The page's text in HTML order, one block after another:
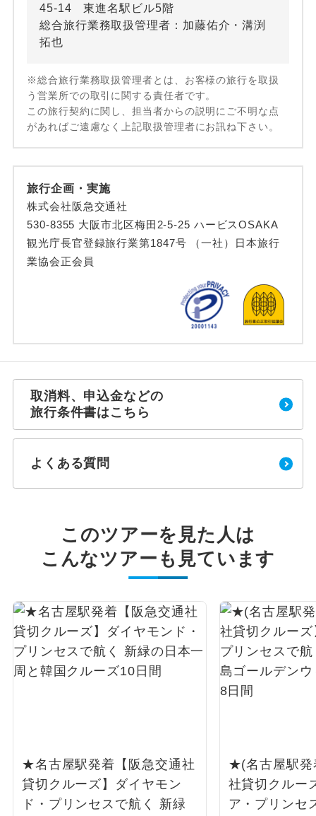
45-14 東進名駅ビル5階
総合旅行業務取扱管理者：加藤佑介・溝渕
拓也
※総合旅行業務取扱管理者とは、お客様の旅行を取扱
う営業所での取引に関する責任者です。
この旅行契約に関し、担当者からの説明にご不明な点
があればご遠慮なく上記取扱管理者にお訊ね下さい。
旅行企画・実施
株式会社阪急交通社
530-8355 大阪市北区梅田2-5-25 ハービスOSAKA
観光庁長官登録旅行業第1847号 （一社）日本旅行
業協会正会員
取消料、申込金などの
旅行条件書はこちら
よくある質問
このツアーを見た人は
こんなツアーも見ています
★名古屋駅発着【阪急交通社
貸切クルーズ】ダイヤモン
ド・プリンセスで航く 新緑
★(名古屋駅発
社貸切クルー
ア・プリンセ